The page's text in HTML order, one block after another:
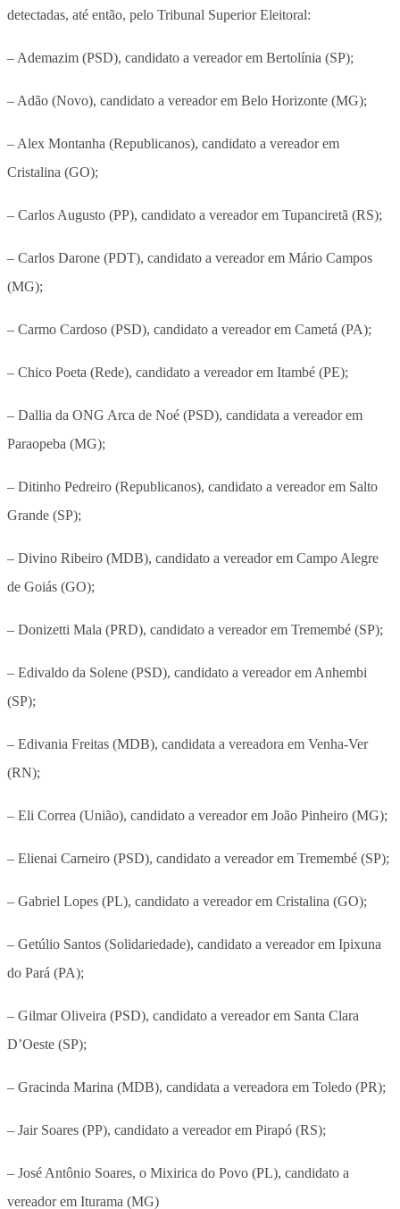
detectadas, até então, pelo Tribunal Superior Eleitoral:
– Ademazim (PSD), candidato a vereador em Bertolínia (SP);
– Adão (Novo), candidato a vereador em Belo Horizonte (MG);
– Alex Montanha (Republicanos), candidato a vereador em
Cristalina (GO);
– Carlos Augusto (PP), candidato a vereador em Tupanciretã (RS);
– Carlos Darone (PDT), candidato a vereador em Mário Campos
(MG);
– Carmo Cardoso (PSD), candidato a vereador em Cametá (PA);
– Chico Poeta (Rede), candidato a vereador em Itambé (PE);
– Dallia da ONG Arca de Noé (PSD), candidata a vereador em
Paraopeba (MG);
– Ditinho Pedreiro (Republicanos), candidato a vereador em Salto
Grande (SP);
– Divino Ribeiro (MDB), candidato a vereador em Campo Alegre
de Goiás (GO);
– Donizetti Mala (PRD), candidato a vereador em Tremembé (SP);
– Edivaldo da Solene (PSD), candidato a vereador em Anhembi
(SP);
– Edivania Freitas (MDB), candidata a vereadora em Venha-Ver
(RN);
– Eli Correa (União), candidato a vereador em João Pinheiro (MG);
– Elienai Carneiro (PSD), candidato a vereador em Tremembé (SP);
– Gabriel Lopes (PL), candidato a vereador em Cristalina (GO);
– Getúlio Santos (Solidariedade), candidato a vereador em Ipixuna
do Pará (PA);
– Gilmar Oliveira (PSD), candidato a vereador em Santa Clara
D’Oeste (SP);
– Gracinda Marina (MDB), candidata a vereadora em Toledo (PR);
– Jair Soares (PP), candidato a vereador em Pirapó (RS);
– José Antônio Soares, o Mixirica do Povo (PL), candidato a
vereador em Iturama (MG)